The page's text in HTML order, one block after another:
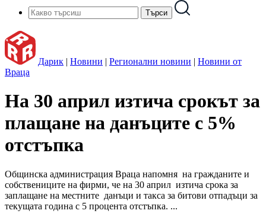
Дарик | Новини | Регионални новини | Новини от
Враца
На 30 април изтича срокът за
плащане на данъците с 5%
отстъпка
Общинска администрация Враца напомня на гражданите и
собствениците на фирми, че на 30 април изтича срока за
заплащане на местните данъци и такса за битови отпадъци за
текущата година с 5 процента отстъпка. ...